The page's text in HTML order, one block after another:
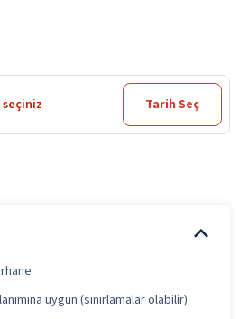
Tarih Seç
uygun (sınırlamalar olabilir)